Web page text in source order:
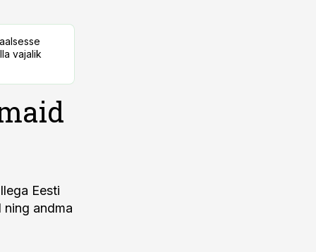
vajalik
Eesti
andma